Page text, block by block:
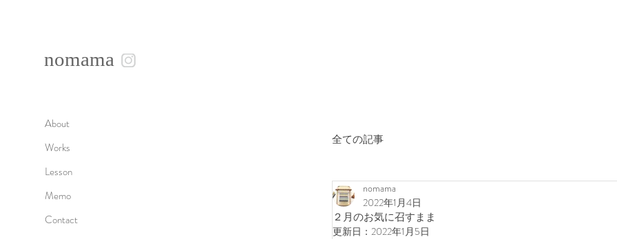
About
Works
Lesson
Memo
Contact
nomama
全ての記事
２月のお気に召すまま
nomama
2022年1月4日
更新日： 2022年1月5日